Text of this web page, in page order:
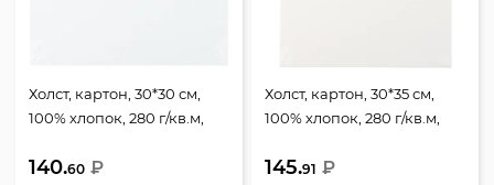
Холст, картон, 30*30 см,
100% хлопок, 280 г/кв.м,
170175
140.60 ₽
Холст, картон, 30*35 см,
100% хлопок, 280 г/кв.м,
183170
145.91 ₽